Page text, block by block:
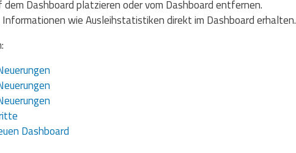
Dashboard platzieren oder vom Dashboard entfernen.
wie Ausleihstatistiken direkt im Dashboard erhalten.
Dashboard